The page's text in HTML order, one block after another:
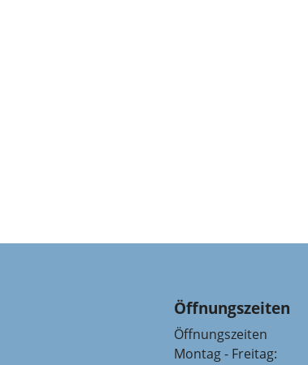
Öffnungszeiten
Öffnungszeiten
Montag - Freitag: